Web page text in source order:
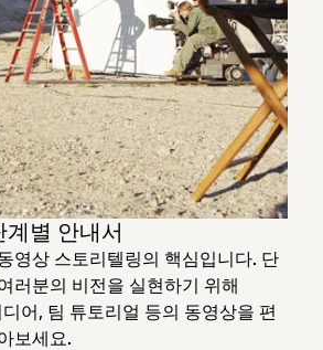
별 안내서
영상 스토리텔링의 핵심입니다. 단
러분의 비전을 실현하기 위해
어, 팀 튜토리얼 등의 동영상을 편
보세요.